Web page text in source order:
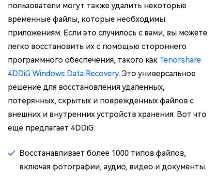
пользователи могут также удалить некоторые
временные файлы, которые необходимы
приложениям. Если это случилось с вами, вы можете
легко восстановить их с помощью стороннего
программного обеспечения, такого как Tenorshare
4DDiG Windows Data Recovery. Это универсальное
решение для восстановления удаленных,
потерянных, скрытых и поврежденных файлов с
внешних и внутренних устройств хранения. Вот что
еще предлагает 4DDiG:
Восстанавливает более 1000 типов файлов,
включая фотографии, аудио, видео и документы.